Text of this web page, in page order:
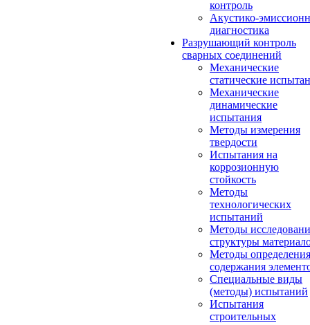
контроль
Акустико-
диагностика
Разрушающий контроль
сварных соединений
Механические
статические
Механические
динамические
испытания
Методы измерения
твердости
Испытания на
коррозионную
стойкость
Методы
технологических
испытаний
Методы
структуры
Методы определения
содержания
Специальные виды
(методы) испытаний
Испытания
строительных